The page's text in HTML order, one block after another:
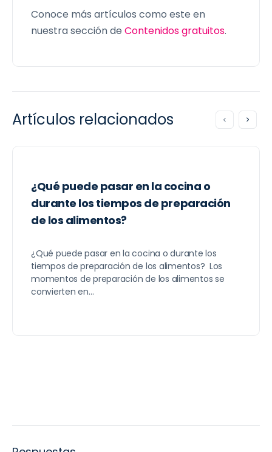
Conoce más artículos como este en
nuestra sección de Contenidos gratuitos.
Artículos relacionados
¿Qué puede pasar en la cocina o
durante los tiempos de preparación
de los alimentos?
¿Qué puede pasar en la cocina o durante los
tiempos de preparación de los alimentos? Los
momentos de preparación de los alimentos se
convierten en…